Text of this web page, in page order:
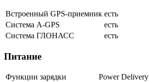
Встроенный GPS-приемник есть
Cистема A-GPS
есть
Система ГЛОНАСС
есть
Питание
Функции зарядки
Power Delivery